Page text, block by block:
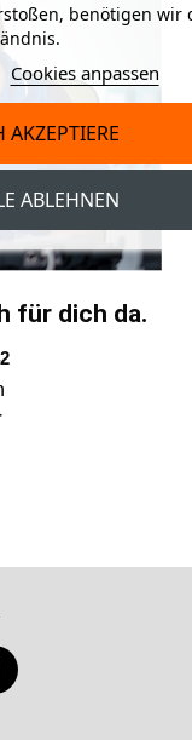
für dich da.
benötigen wir
Cookies anpassen
ABLEHNEN
AKZEPTIERE